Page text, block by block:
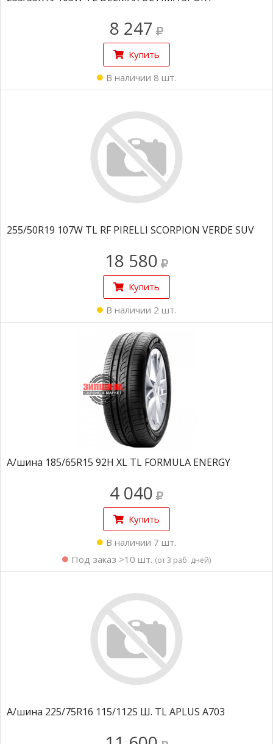
8 247
Купить
В наличии 8 шт.
255/50R19 107W TL RF PIRELLI SCORPION VERDE SUV
18 580
Купить
В наличии 2 шт.
А/шина 185/65R15 92H XL TL FORMULA ENERGY
4 040
Купить
В наличии 7 шт.
Под заказ >10 шт. (от 3 раб. дней)
А/шина 225/75R16 115/112S Ш. TL APLUS A703